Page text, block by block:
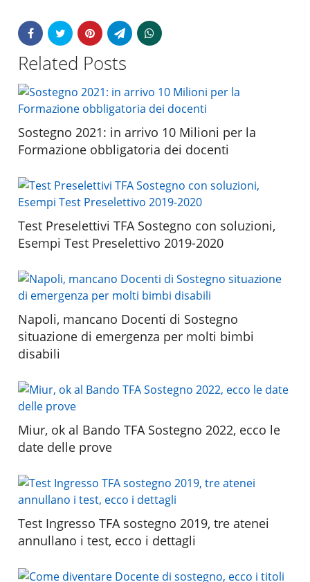
Related Posts
Sostegno 2021: in arrivo 10 Milioni per la
Formazione obbligatoria dei docenti
Test Preselettivi TFA Sostegno con soluzioni,
Esempi Test Preselettivo 2019-2020
Napoli, mancano Docenti di Sostegno
situazione di emergenza per molti bimbi
disabili
Miur, ok al Bando TFA Sostegno 2022, ecco le
date delle prove
Test Ingresso TFA sostegno 2019, tre atenei
annullano i test, ecco i dettagli